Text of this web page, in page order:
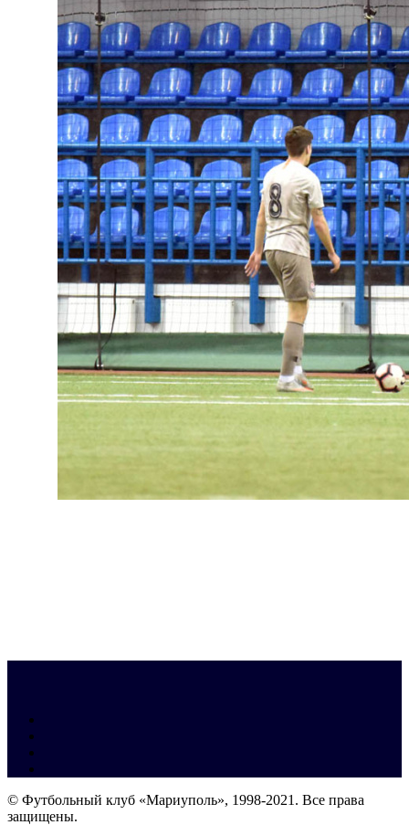
© Футбольный клуб «Мариуполь», 1998-2021. Все права
защищены.